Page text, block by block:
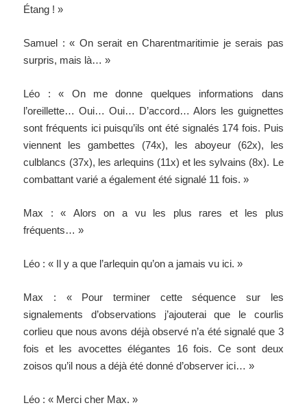
Étang ! »
Samuel : « On serait en Charentmaritimie je serais pas
surpris, mais là… »
Léo : « On me donne quelques informations dans
l’oreillette… Oui… Oui… D’accord… Alors les guignettes
sont fréquents ici puisqu’ils ont été signalés 174 fois. Puis
viennent les gambettes (74x), les aboyeur (62x), les
culblancs (37x), les arlequins (11x) et les sylvains (8x). Le
combattant varié a également été signalé 11 fois. »
Max : « Alors on a vu les plus rares et les plus
fréquents… »
Léo : « Il y a que l’arlequin qu’on a jamais vu ici. »
Max : « Pour terminer cette séquence sur les
signalements d’observations j’ajouterai que le courlis
corlieu que nous avons déjà observé n’a été signalé que 3
fois et les avocettes élégantes 16 fois. Ce sont deux
zoisos qu’il nous a déjà été donné d’observer ici… »
Léo : « Merci cher Max. »